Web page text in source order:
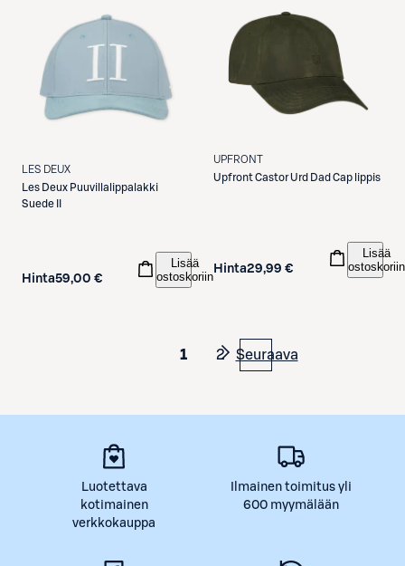
LES DEUX
Les Deux Puuvillalippalakki
Suede II
Hinta59,00 €
Lisää
ostoskoriin
UPFRONT
UpfrontCastor Urd Dad Cap lippis
Hinta29,99 €
Lisää
ostoskoriin
1 2 Seuraava
Luotettava
kotimainen
verkkokauppa
Ilmainen toimitus yli
600 myymälään